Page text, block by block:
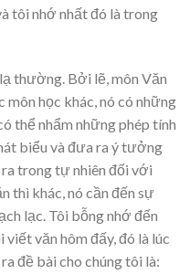
tôi nhớ nhất đó là trong
thường. Bởi lẽ, môn Văn
môn học khác, nó có những
thể nhẩm những phép tính
biểu và đưa ra ý tưởng
trong tự nhiên đối với
thì khác, nó cần đến sự
lạc. Tôi bỗng nhớ đến
văn hôm đấy, đó là lúc
đề bài cho chúng tôi là: